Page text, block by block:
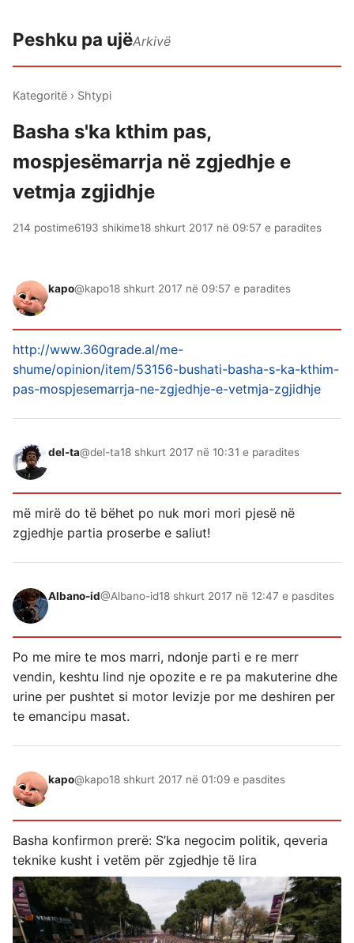
Peshku pa ujëArkivë
Kategoritë › Shtypi
Basha s'ka kthim pas,
mospjesëmarrja në zgjedhje e
vetmja zgjidhje
214 postime6193 shikime18 shkurt 2017 në 09:57 e paradites
kapo@kapo18 shkurt 2017 në 09:57 e paradites
http://www.360grade.al/me-
shume/opinion/item/53156-bushati-basha-s-ka-kthim-
pas-mospjesemarrja-ne-zgjedhje-e-vetmja-zgjidhje
del-ta@del-ta18 shkurt 2017 në 10:31 e paradites
më mirë do të bëhet po nuk mori mori pjesë në
zgjedhje partia proserbe e saliut!
Albano-id@Albano-id18 shkurt 2017 në 12:47 e pasdites
Po me mire te mos marri, ndonje parti e re merr
vendin, keshtu lind nje opozite e re pa makuterine dhe
urine per pushtet si motor levizje por me deshiren per
te emancipu masat.
kapo@kapo18 shkurt 2017 në 01:09 e pasdites
Basha konfirmon prerë: S’ka negocim politik, qeveria
teknike kusht i vetëm për zgjedhje të lira